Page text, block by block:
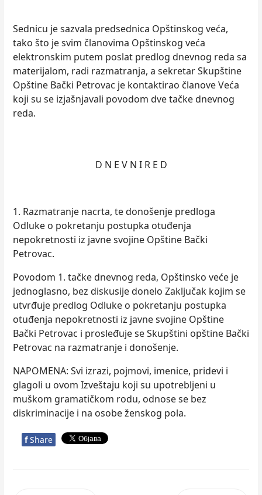
Sednicu je sazvala predsednica Opštinskog veća,
tako što je svim članovima Opštinskog veća
elektronskim putem poslat predlog dnevnog reda sa
materijalom, radi razmatranja, a sekretar Skupštine
Opštine Bački Petrovac je kontaktirao članove Veća
koji su se izjašnjavali povodom dve tačke dnevnog
reda.
D N E V N I R E D
1. Razmatranje nacrta, te donošenje predloga
Odluke o pokretanju postupka otuđenja
nepokretnosti iz javne svojine Opštine Bački
Petrovac.
Povodom 1. tačke dnevnog reda, Opštinsko veće je
jednoglasno, bez diskusije donelo Zaključak kojim se
utvrđuje predlog Odluke o pokretanju postupka
otuđenja nepokretnosti iz javne svojine Opštine
Bački Petrovac i prosleđuje se Skupštini opštine Bački
Petrovac na razmatranje i donošenje.
NAPOMENA: Svi izrazi, pojmovi, imenice, pridevi i
glagoli u ovom Izveštaju koji su upotrebljeni u
muškom gramatičkom rodu, odnose se bez
diskriminacije i na osobe ženskog pola.
f Share